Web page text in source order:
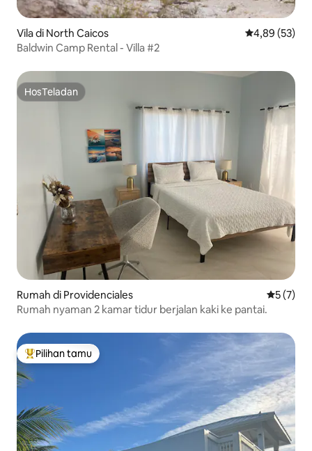
Vila di North Caicos Nilai rata-rata
4,89 (53)
Baldwin Camp Rental - Villa #2
HosTeladan
HosTeladan
Rumah di Providenciales Nilai
5 (7)
Rumah nyaman 2 kamar tidur berjalan kaki ke pantai.
Pilihan tamu terpopuler
Pilihan tamu